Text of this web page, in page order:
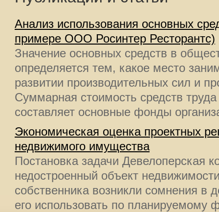
Анализ использования основных
примере ООО Росинтер Ресторантс)
Значение основных средств в
определяется тем, какое место
развитии производительных сил и
Суммарная стоимость средств
составляет основные фонды
Экономическая оценка проектных
недвижимого имущества
Постановка задачи Девелоперская
недостроенный объект
собственника возникли сомнения в
его использовать по планируемому